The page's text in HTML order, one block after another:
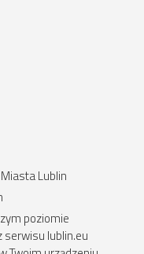
Lublin
poziomie
serwisu lublin.eu